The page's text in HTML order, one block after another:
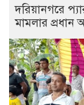
দরিয়ানগরে
মামলার প্রধান